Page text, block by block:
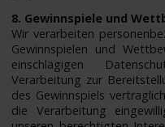
8. Gewinnspiele und
Wir verarbeiten
Gewinnspielen und
einschlägigen
Verarbeitung zur
des Gewinnspiels
die Verarbeitung